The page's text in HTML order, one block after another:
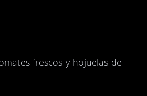
frescos y hojuelas de